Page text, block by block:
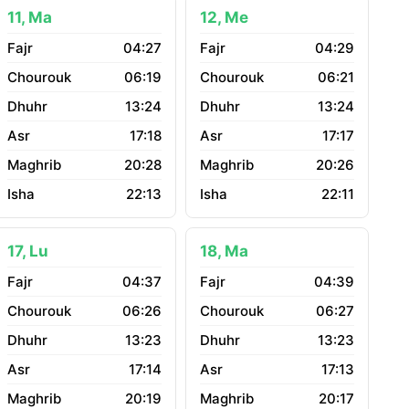
11, Ma
04:27
06:19
13:24
17:18
20:28
22:13
12, Me
04:29
06:21
13:24
17:17
20:26
22:11
17, Lu
04:37
06:26
13:23
17:14
20:19
18, Ma
04:39
06:27
13:23
17:13
20:17